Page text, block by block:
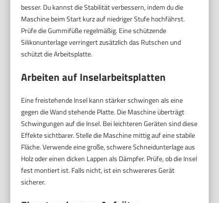
besser. Du kannst die Stabilität verbessern, indem du die
Maschine beim Start kurz auf niedriger Stufe hochfährst.
Prüfe die Gummifüße regelmäßig. Eine schützende
Silikonunterlage verringert zusätzlich das Rutschen und
schützt die Arbeitsplatte.
Arbeiten auf Inselarbeitsplatten
Eine freistehende Insel kann stärker schwingen als eine
gegen die Wand stehende Platte. Die Maschine überträgt
Schwingungen auf die Insel. Bei leichteren Geräten sind diese
Effekte sichtbarer. Stelle die Maschine mittig auf eine stabile
Fläche. Verwende eine große, schwere Schneidunterlage aus
Holz oder einen dicken Lappen als Dämpfer. Prüfe, ob die Insel
fest montiert ist. Falls nicht, ist ein schwereres Gerät
sicherer.